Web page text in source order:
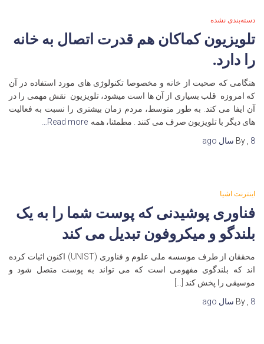
دسته‌بندی نشده
تلویزیون کماکان هم قدرت اتصال به خانه
را دارد.
هنگامی که صحبت از خانه و مخصوصا تکنولوژی های مورد استفاده در آن
که امروزه قلب بسیاری از آن ها است میشود، تلویزیون نقش مهمی را در
آن ایفا می کند. به طور متوسط، مردم زمان بیشتری را نسبت به فعالیت
های دیگر با تلویزیون صرف می کنند . مطمئنا، همه Read more…
By
8 سال
اینترنت اشیا
فناوری پوشیدنی که پوست شما را به یک
بلندگو و میکروفون تبدیل می کند
محققان از طرف موسسه ملی علوم و فناوری (UNIST) اکنون اثبات کرده
اند که بلندگوی مفهومی است که می تواند به پوست متصل شود و
موسیقی را پخش کند […]
By
8 سال